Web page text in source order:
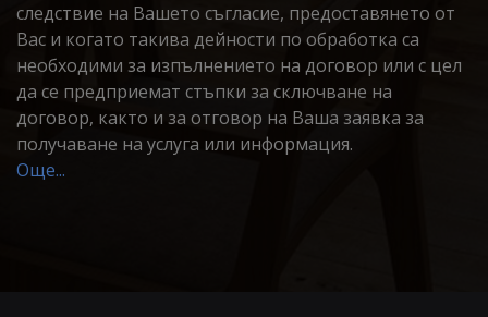
следствие на Вашето съгласие, предоставянето от
Вас и когато такива дейности по обработка са
необходими за изпълнението на договор или с цел
да се предприемат стъпки за сключване на
договор, както и за отговор на Ваша заявка за
получаване на услуга или информация.
Още...